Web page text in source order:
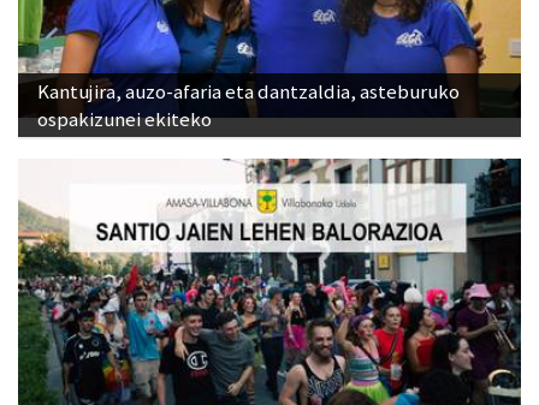
Kantujira, auzo-afaria eta dantzaldia, asteburuko
ospakizunei ekiteko